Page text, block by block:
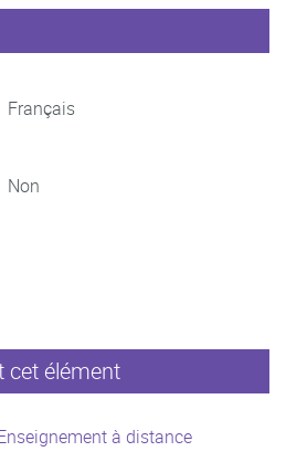
Français
Non
cet élément
à distance